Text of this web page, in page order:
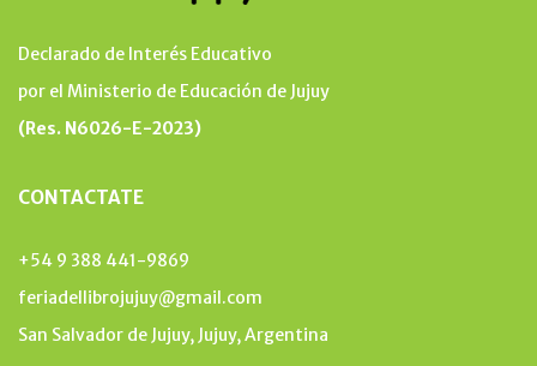
Declarado de Interés Educativo
por el Ministerio de Educación de Jujuy
(Res. N6026-E-2023)
CONTACTATE
+54 9 388 441-9869
feriadellibrojujuy@gmail.com
San Salvador de Jujuy, Jujuy, Argentina